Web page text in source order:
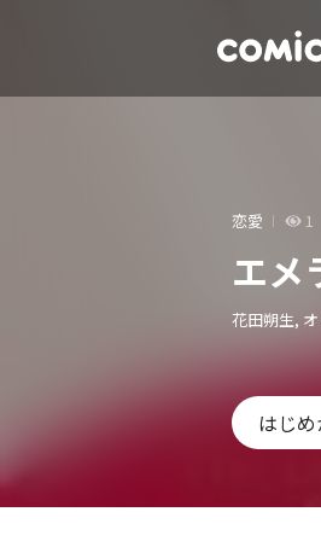
恋愛 1
エメ
花田朔生,
はじ